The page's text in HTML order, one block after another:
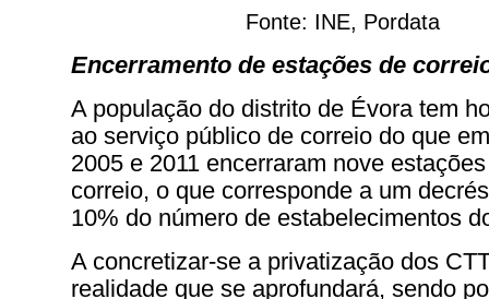
Fonte: INE, Pordata
Encerramento de estações de
A população do distrito de Évora tem
ao serviço público de correio do que
2005 e 2011 encerraram nove
correio, o que corresponde a um
10% do número de estabelecimentos
A concretizar-se a privatização dos
realidade que se aprofundará, sendo